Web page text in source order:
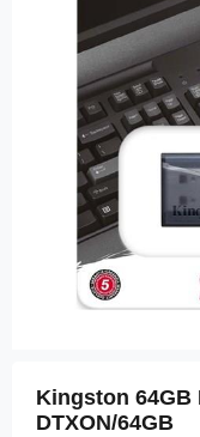
Kingston 64GB
DTXON/64GB